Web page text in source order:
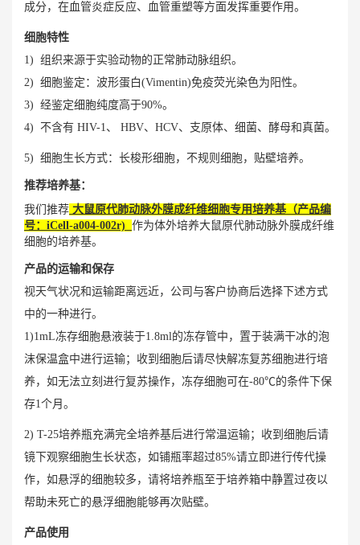
成分，在血管炎症反应、血管重塑等方面发挥重要作用。
细胞特性
1) 组织来源于实验动物的正常肺动脉组织。
2) 细胞鉴定：波形蛋白(Vimentin)免疫荧光染色为阳性。
3) 经鉴定细胞纯度高于90%。
4) 不含有 HIV-1、 HBV、HCV、支原体、细菌、酵母和真菌。
5) 细胞生长方式：长梭形细胞，不规则细胞，贴壁培养。
推荐培养基：
我们推荐 大鼠原代肺动脉外膜成纤维细胞专用培养基 （产品编
号：iCell-a004-002r) 作为体外培养大鼠原代肺动脉外膜成纤维
细胞的培养基。
产品的运输和保存
视天气状况和运输距离远近，公司与客户协商后选择下述方式
中的一种进行。
1)1mL冻存细胞悬液装于1.8ml的冻存管中，置于装满干冰的泡
沫保温盒中进行运输；收到细胞后请尽快解冻复苏细胞进行培
养，如无法立刻进行复苏操作，冻存细胞可在-80℃的条件下保
存1个月。
2) T-25培养瓶充满完全培养基后进行常温运输；收到细胞后请
镜下观察细胞生长状态，如铺瓶率超过85%请立即进行传代操
作，如悬浮的细胞较多，请将培养瓶至于培养箱中静置过夜以
帮助未死亡的悬浮细胞能够再次贴壁。
产品使用